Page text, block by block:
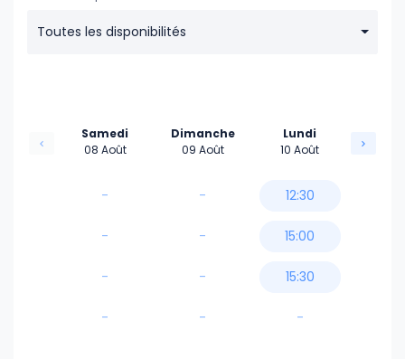
Toutes les disponibilités
Samedi
08 Août
-
-
-
-
Dimanche
09 Août
-
-
-
-
Lundi
10 Août
12:30
15:00
15:30
-